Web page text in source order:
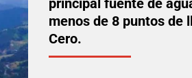
principal fuente de
menos de 8 puntos de
Cero.